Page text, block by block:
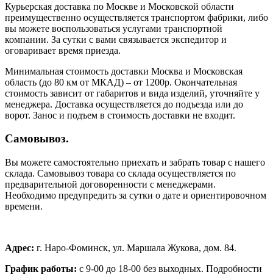
Курьерская доставка по Москве и Московской области
преимущественно осуществляется транспортом фабрики, либо
вы можете воспользоваться услугами транспортной
компании. За сутки с вами связывается экспедитор и
оговаривает время приезда.
Минимальная стоимость доставки Москва и Московская
область (до 80 км от МКАД) – от 1200р. Окончательная
стоимость зависит от габаритов и вида изделий, уточняйте у
менеджера. Доставка осуществляется до подъезда или до
ворот. Занос и подъем в стоимость доставки не входит.
Самовывоз.
Вы можете самостоятельно приехать и забрать товар с нашего
склада. Самовывоз товара со склада осуществляется по
предварительной договоренности с менеджерами.
Необходимо предупредить за сутки о дате и ориентировочном
времени.
Адрес: г. Наро-Фоминск, ул. Маршала Жукова, дом. 84.
График работы: с 9-00 до 18-00 без выходных. Подробности